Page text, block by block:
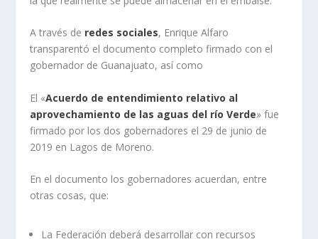
A través de redes sociales, Enrique Alfaro
transparentó el documento completo firmado con el
gobernador de Guanajuato, así como
El «Acuerdo de entendimiento relativo al
aprovechamiento de las aguas del río Verde» fue
firmado por los dos gobernadores el 29 de junio de
2019 en Lagos de Moreno.
En el documento los gobernadores acuerdan, entre
otras cosas, que:
La Federación deberá desarrollar con recursos